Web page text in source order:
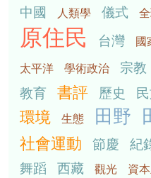
中國 人類學 儀式
原住民 台灣 國
太平洋 學術政治 宗教
教育 書評 歷史
環境 生態 田野
社會運動 節慶 紀
舞蹈 西藏 觀光 資